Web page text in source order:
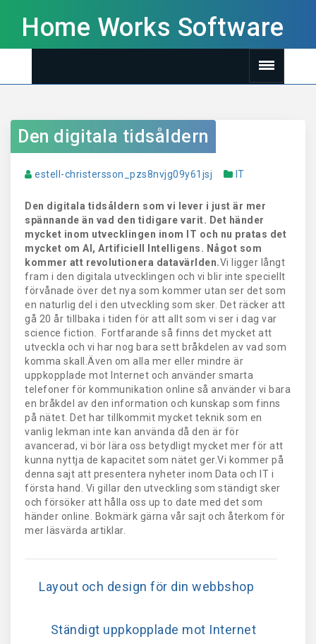
Home Works Software
Den digitala tidsåldern
estell-christersson_pzs8nvjg09y61jsj IT
Den digitala tidsåldern som vi lever i just är mer
spännande än vad den tidigare varit. Det händer
mycket inom utvecklingen inom IT och nu pratas det
mycket om AI, Artificiell Intelligens. Något som
kommer att revolutionera datavärlden.Vi ligger långt
fram i den digitala utvecklingen och vi blir inte speciellt
förvånade över det nya som kommer utan ser det som
en naturlig del i den utveckling som sker. Det räcker att
gå 20 år tillbaka i tiden för att allt som vi ser i dag var
science fiction. Fortfarande så finns det mycket att
utveckla och vi har nog bara sett bråkdelen av vad som
komma skall.Även om alla mer eller mindre är
uppkopplade mot Internet och använder smarta
telefoner för kommunikation online så använder vi bara
en bråkdel av den information och kunskap som finns
på nätet. Det har tillkommit mycket teknik som en
vanlig lekman inte kan använda då den är för
avancerad, vi bör lära oss betydligt mycket mer för att
kunna nyttja de kapacitet som nätet ger.Vi kommer på
denna sajt att presentera nyheter inom Data och IT i
första hand. Vi gillar den utveckling som ständigt sker
och försöker att hålla oss up to date med det som
händer online. Bokmärk gärna vår sajt och återkom för
mer läsvärda artiklar.
Layout och design för din webbshop
Ständigt uppkopplade mot Internet